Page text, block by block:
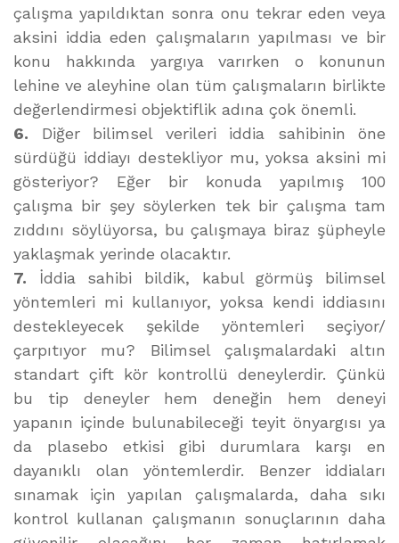
çalışma yapıldıktan sonra onu tekrar eden veya
aksini iddia eden çalışmaların yapılması ve bir
konu hakkında yargıya varırken o konunun
lehine ve aleyhine olan tüm çalışmaların birlikte
değerlendirmesi objektiflik adına çok önemli.
6. Diğer bilimsel verileri iddia sahibinin öne
sürdüğü iddiayı destekliyor mu, yoksa aksini mi
gösteriyor? Eğer bir konuda yapılmış 100
çalışma bir şey söylerken tek bir çalışma tam
zıddını söylüyorsa, bu çalışmaya biraz şüpheyle
yaklaşmak yerinde olacaktır.
7. İddia sahibi bildik, kabul görmüş bilimsel
yöntemleri mi kullanıyor, yoksa kendi iddiasını
destekleyecek şekilde yöntemleri seçiyor/
çarpıtıyor mu? Bilimsel çalışmalardaki altın
standart çift kör kontrollü deneylerdir. Çünkü
bu tip deneyler hem deneğin hem deneyi
yapanın içinde bulunabileceği teyit önyargısı ya
da plasebo etkisi gibi durumlara karşı en
dayanıklı olan yöntemlerdir. Benzer iddiaları
sınamak için yapılan çalışmalarda, daha sıkı
kontrol kullanan çalışmanın sonuçlarının daha